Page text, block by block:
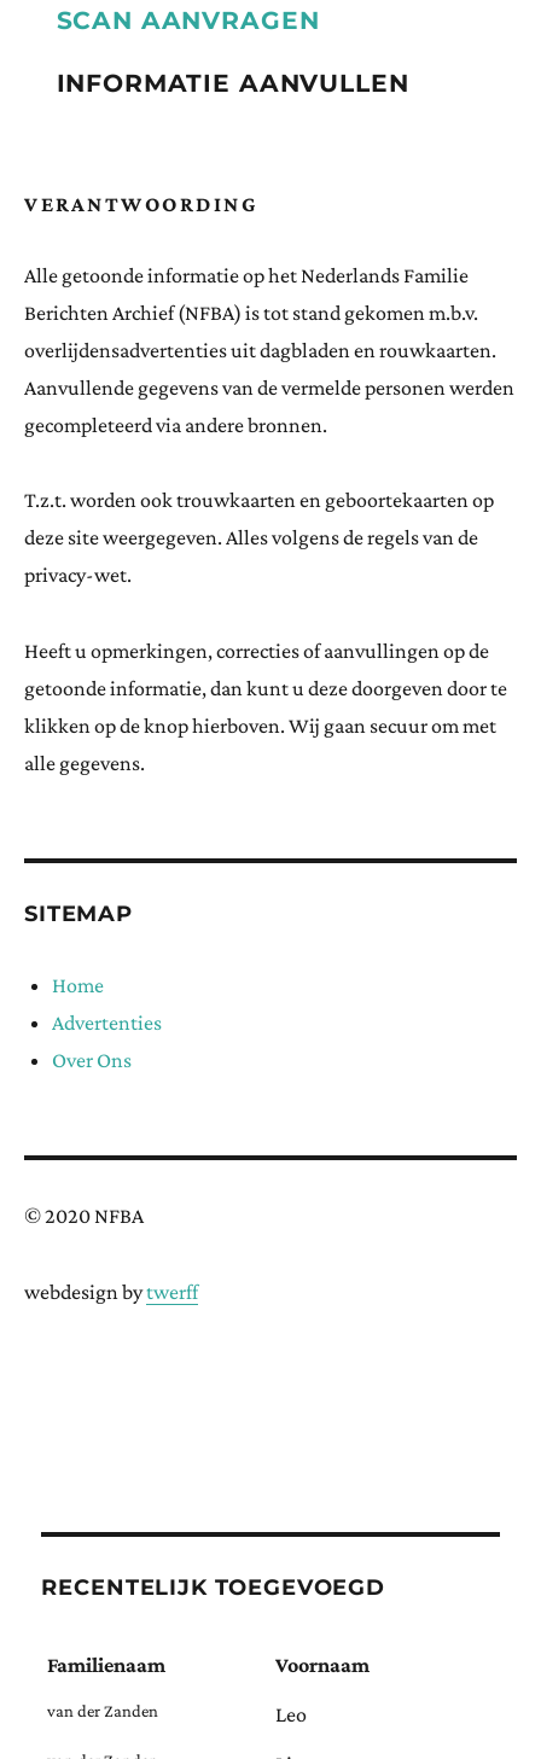
SCAN AANVRAGEN
INFORMATIE AANVULLEN
VERANTWOORDING
Alle getoonde informatie op het Nederlands Familie
Berichten Archief (NFBA) is tot stand gekomen m.b.v.
overlijdensadvertenties uit dagbladen en rouwkaarten.
Aanvullende gegevens van de vermelde personen werden
gecompleteerd via andere bronnen.
T.z.t. worden ook trouwkaarten en geboortekaarten op
deze site weergegeven. Alles volgens de regels van de
privacy-wet.
Heeft u opmerkingen, correcties of aanvullingen op de
getoonde informatie, dan kunt u deze doorgeven door te
klikken op de knop hierboven. Wij gaan secuur om met
alle gegevens.
SITEMAP
Home
Advertenties
Over Ons
© 2020 NFBA
webdesign bytwerff
RECENTELIJK TOEGEVOEGD
Familienaam Voornaam
van der Zanden Leo